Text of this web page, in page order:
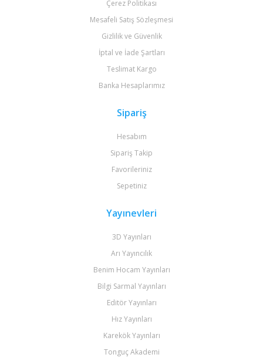
Çerez Politikası
Mesafeli Satış Sözleşmesi
Gizlilik ve Güvenlik
İptal ve İade Şartları
Teslimat Kargo
Banka Hesaplarımız
Sipariş
Hesabım
Sipariş Takip
Favorileriniz
Sepetiniz
Yayınevleri
3D Yayınları
Arı Yayıncılık
Benim Hocam Yayınları
Bilgi Sarmal Yayınları
Editör Yayınları
Hız Yayınları
Karekök Yayınları
Tonguç Akademi